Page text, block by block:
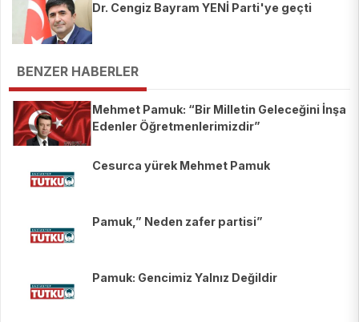
Dr. Cengiz Bayram YENİ Parti'ye geçti
BENZER HABERLER
Mehmet Pamuk: “Bir Milletin Geleceğini İnşa
Edenler Öğretmenlerimizdir”
Cesurca yürek Mehmet Pamuk
Pamuk,” Neden zafer partisi”
Pamuk: Gencimiz Yalnız Değildir